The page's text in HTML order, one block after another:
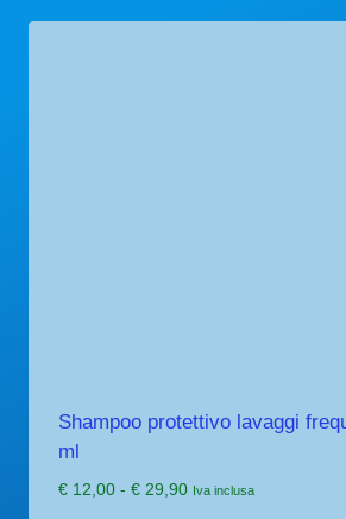
Shampoo protettivo lavaggi
ml
€12,00 - €29,90Fascia
Iva inclusa